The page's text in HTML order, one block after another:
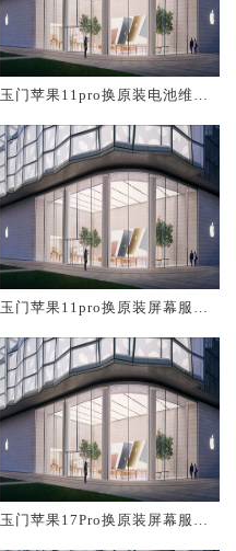
玉门苹果11pro换原装电池维修
玉门苹果11pro换原装屏幕服务
玉门苹果17Pro换原装屏幕服务